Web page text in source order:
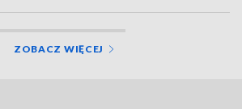
ZOBACZ WIĘCEJ